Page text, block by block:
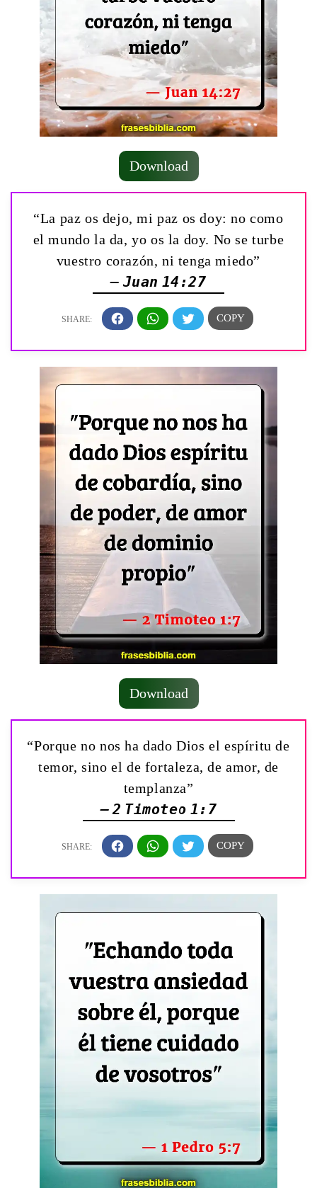
Download
“La paz os dejo, mi paz os doy: no como
el mundo la da, yo os la doy. No se turbe
vuestro corazón, ni tenga miedo”
— Juan 14:27
Download
“Porque no nos ha dado Dios el espíritu de
temor, sino el de fortaleza, de amor, de
templanza”
— 2 Timoteo 1:7